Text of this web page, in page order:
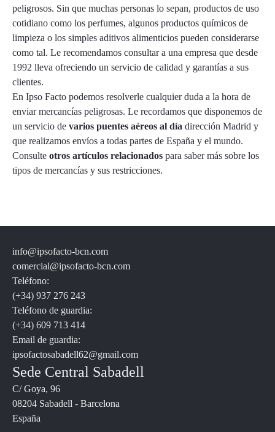
peligrosos. Sin que muchas personas lo sepan, productos de uso
cotidiano como los perfumes, algunos productos químicos de
limpieza o los simples aditivos alimenticios pueden considerarse
como tal. Le recomendamos consultar a una empresa que desde
1992 lleva ofreciendo un servicio de calidad y garantías a sus
clientes.
En Ipso Facto podemos resolverle cualquier duda a la hora de
enviar mercancías peligrosas. Le recordamos que disponemos de
un servicio de varios puentes aéreos al día dirección Madrid y
que realizamos envíos a todas partes de España y el mundo.
Consulte otros artículos relacionados para saber más sobre los
tipos de mercancías y sus restricciones.
info@ipsofacto-bcn.com
comercial@ipsofacto-bcn.com
Teléfono:
(+34) 937 276 243
Teléfono de guardia:
(+34) 609 713 414
Email de guardia:
ipsofactosabadell62@gmail.com
Sede Central Sabadell
C/ Goya, 96
08204 Sabadell - Barcelona
España